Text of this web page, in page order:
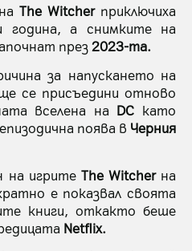
The Witcherприключиха
година, а снимките на
през2023-та.
за напускането на
се присъедини отново
вселена на DC като
поява в Черния
на игрите The Witcherна
е показвал своята
книги, откакто беше
Netflix.